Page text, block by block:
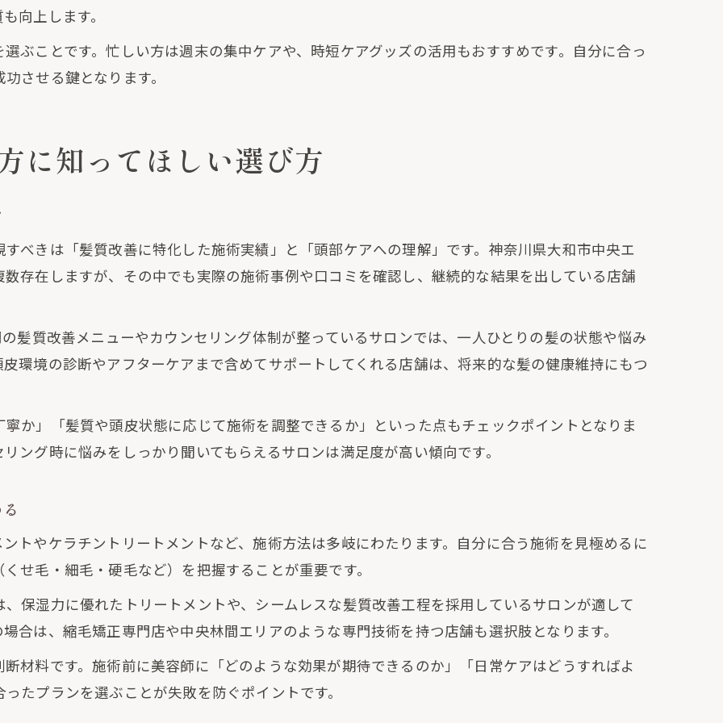
向上します。
ぶことです。忙しい方は週末の集中ケアや、時短ケアグッズの活用もおすすめです。自分に合っ
させる鍵となります。
に知ってほしい選び方
べきは「髪質改善に特化した施術実績」と「頭部ケアへの理解」です。神奈川県大和市中央エ
存在しますが、その中でも実際の施術事例や口コミを確認し、継続的な結果を出している店舗
髪質改善メニューやカウンセリング体制が整っているサロンでは、一人ひとりの髪の状態や悩み
環境の診断やアフターケアまで含めてサポートしてくれる店舗は、将来的な髪の健康維持にもつ
か」「髪質や頭皮状態に応じて施術を調整できるか」といった点もチェックポイントとなりま
ング時に悩みをしっかり聞いてもらえるサロンは満足度が高い傾向です。
トやケラチントリートメントなど、施術方法は多岐にわたります。自分に合う施術を見極めるに
せ毛・細毛・硬毛など）を把握することが重要です。
保湿力に優れたトリートメントや、シームレスな髪質改善工程を採用しているサロンが適して
合は、縮毛矯正専門店や中央林間エリアのような専門技術を持つ店舗も選択肢となります。
材料です。施術前に美容師に「どのような効果が期待できるのか」「日常ケアはどうすればよ
たプランを選ぶことが失敗を防ぐポイントです。